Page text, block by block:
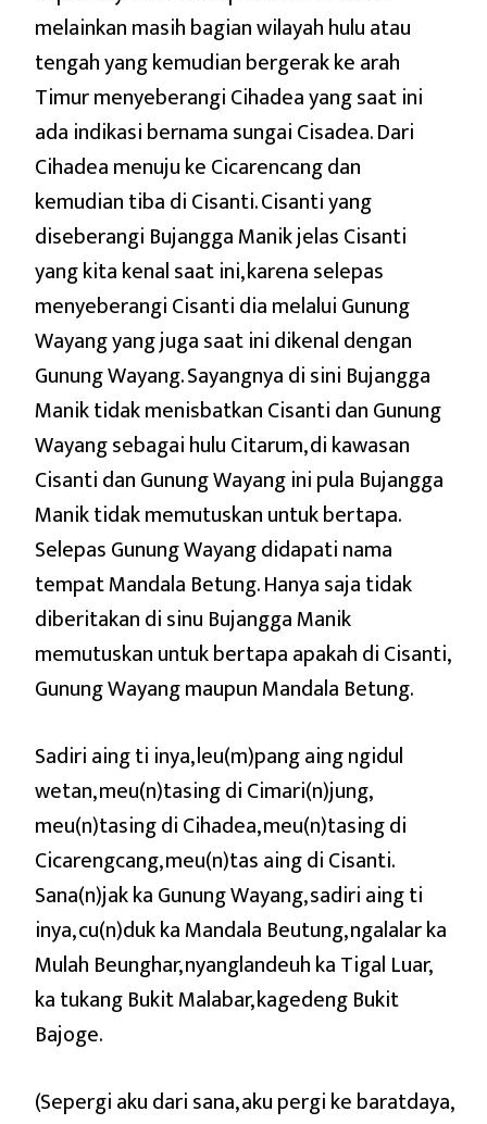
melainkan masih bagian wilayah hulu atau
tengah yang kemudian bergerak ke arah
Timur menyeberangi Cihadea yang saat ini
ada indikasi bernama sungai Cisadea. Dari
Cihadea menuju ke Cicarencang dan
kemudian tiba di Cisanti. Cisanti yang
diseberangi Bujangga Manik jelas Cisanti
yang kita kenal saat ini, karena selepas
menyeberangi Cisanti dia melalui Gunung
Wayang yang juga saat ini dikenal dengan
Gunung Wayang. Sayangnya di sini Bujangga
Manik tidak menisbatkan Cisanti dan Gunung
Wayang sebagai hulu Citarum, di kawasan
Cisanti dan Gunung Wayang ini pula Bujangga
Manik tidak memutuskan untuk bertapa.
Selepas Gunung Wayang didapati nama
tempat Mandala Betung. Hanya saja tidak
diberitakan di sinu Bujangga Manik
memutuskan untuk bertapa apakah di Cisanti,
Gunung Wayang maupun Mandala Betung.
Sadiri aing ti inya, leu(m)pang aing ngidul
wetan, meu(n)tasing di Cimari(n)jung,
meu(n)tasing di Cihadea, meu(n)tasing di
Cicarengcang, meu(n)tas aing di Cisanti.
Sana(n)jak ka Gunung Wayang, sadiri aing ti
inya, cu(n)duk ka Mandala Beutung, ngalalar ka
Mulah Beunghar, nyanglandeuh ka Tigal Luar,
ka tukang Bukit Malabar, kagedeng Bukit
Bajoge.
(Sepergi aku dari sana, aku pergi ke baratdaya,